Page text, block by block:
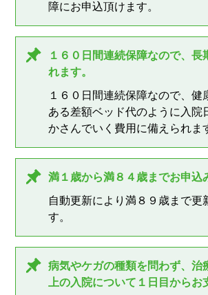
障にお申込頂けます。
１６０日間連続保障なので、長
れます。
１６０日間連続保障なので、健
ある差額ベッド代のように入院
かさんでいく費用に備えられま
満１歳から満８４歳までお申込
自動更新により満８９歳まで更
す。
病気やケガの種類を問わず、治
上の入院について１日目からお